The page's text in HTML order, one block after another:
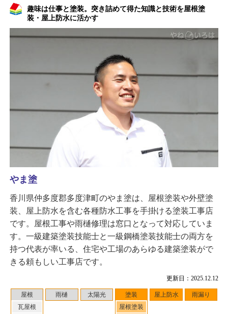
趣味は仕事と塗装。突き詰めて得た知識と技術を屋根塗
装・屋上防水に活かす
更新日：2025.12.12
屋根
瓦屋根
雨樋 太陽光
塗装
屋根塗装
屋上防水 雨漏り
やま塗
香川県仲多度郡多度津町のやま塗は、屋根塗装や外壁塗
装、屋上防水を含む各種防水工事を手掛ける塗装工事店
です。屋根工事や雨樋修理は窓口となって対応していま
す。一級建築塗装技能士と一級鋼橋塗装技能士の両方を
持つ代表が率いる、住宅や工場のあらゆる建築塗装がで
きる頼もしい工事店です。